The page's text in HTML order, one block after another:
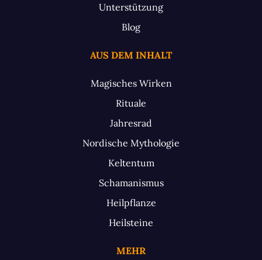
Unterstützung
Blog
AUS DEM INHALT
Magisches Wirken
Rituale
Jahresrad
Nordische Mythologie
Keltentum
Schamanismus
Heilpflanze
Heilsteine
MEHR